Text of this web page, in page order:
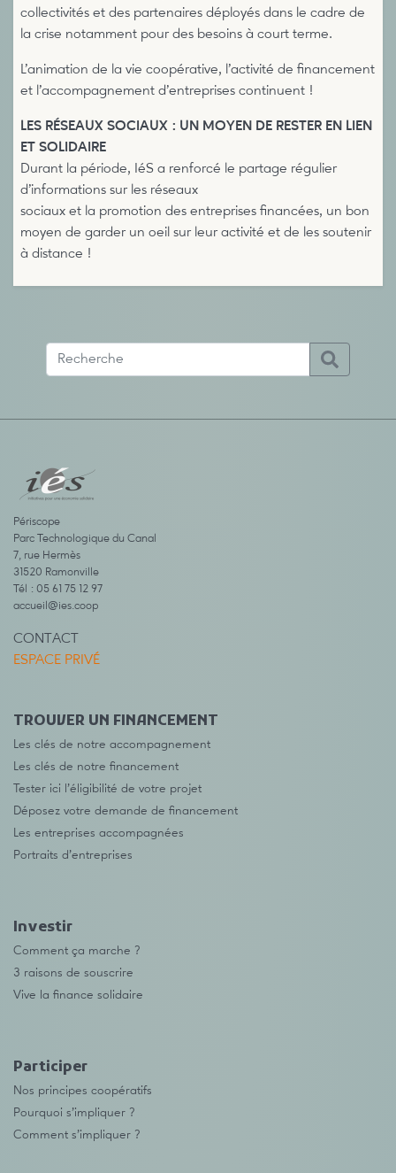
collectivités et des partenaires déployés dans le cadre de
la crise notamment pour des besoins à court terme.
L’animation de la vie coopérative, l’activité de financement
et l’accompagnement d’entreprises continuent !
LES RÉSEAUX SOCIAUX : UN MOYEN DE RESTER EN LIEN
ET SOLIDAIRE
Durant la période, IéS a renforcé le partage régulier
d’informations sur les réseaux
sociaux et la promotion des entreprises financées, un bon
moyen de garder un oeil sur leur activité et de les soutenir
à distance !
Périscope
Parc Technologique du Canal
7, rue Hermès
31520 Ramonville
Tél : 05 61 75 12 97
accueil@ies.coop
CONTACT
ESPACE PRIVÉ
TROUVER UN FINANCEMENT
Les clés de notre accompagnement
Les clés de notre financement
Tester ici l’éligibilité de votre projet
Déposez votre demande de financement
Les entreprises accompagnées
Portraits d’entreprises
Investir
Comment ça marche ?
3 raisons de souscrire
Vive la finance solidaire
Participer
Nos principes coopératifs
Pourquoi s’impliquer ?
Comment s’impliquer ?